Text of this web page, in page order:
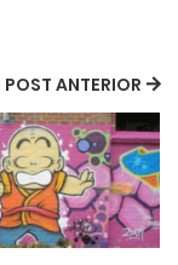
POST ANTERIOR